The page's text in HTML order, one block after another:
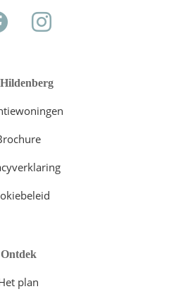
Ontdek
plan